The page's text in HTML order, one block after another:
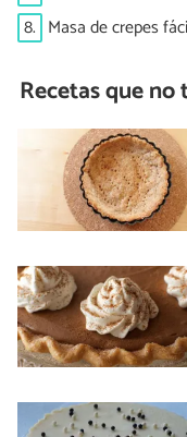
8. Masa de crepes
Recetas que